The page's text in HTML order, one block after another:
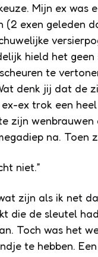
Mijn ex was
(2 exen geleden
hield het geen
te
denk jij dat de
ex-ex trok een
zijn
na. Toen
niet.”
zijn als ik net
die de sleutel
Toch was het
te hebben.